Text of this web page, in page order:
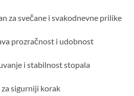
za svečane i svakodnevne prilike
prozračnost i udobnost
i stabilnost stopala
sigurniji korak